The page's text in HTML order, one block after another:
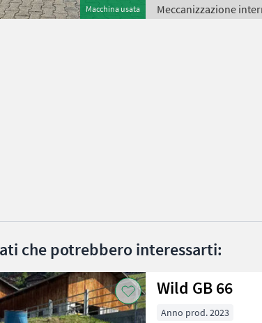
Macchina usata Meccanizzazione
che potrebbero interessarti:
Wild GB 66
Anno prod. 2023